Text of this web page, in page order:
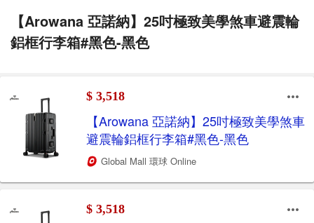
【Arowana 亞諾納】25吋極致美學煞車避震輪
鋁框行李箱#黑色-黑色
$ 3,518
【Arowana 亞諾納】25吋極致美學煞車
避震輪鋁框行李箱#黑色-黑色
Global Mall 環球 Online
$ 3,518